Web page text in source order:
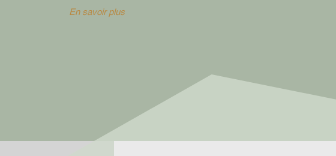
En savoir plus